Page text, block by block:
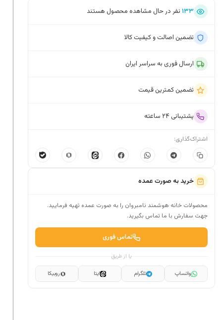
۱۳۳ نفر در حال مشاهده محصول هستند
تضمین اصالت و کیفیت کالا
ارسال فوری به سراسر ایران
تضمین کمترین قیمت
پشتیبانی ۲۴ ساعته
اشتراک‌گذاری:
خرید به صورت عمده
محصولات خانه هوشمند نامبروان را به صورت عمده تهیه فرمایید.
جهت سفارش با ما تماس بگیرید.
تماس فوری
یا از طریق
واتساپ تلگرام ایتا روبیکا